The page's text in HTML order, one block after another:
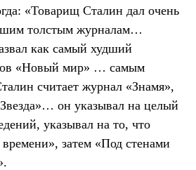
«Товарищ Сталин дал очень
толстым журналам…
как самый худший
«Новый мир» … самым
считает журнал «Знамя»,
он указывал на целый
указывал на то, что
затем «Под стенами